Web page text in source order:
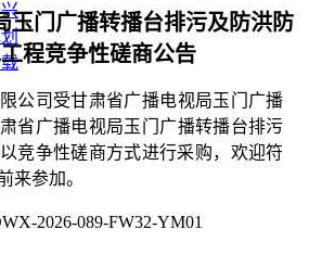
玉门广播转播台排污及防洪防
程竞争性磋商公告
公司 受甘肃省广播电视局玉门广播
省广播电视局玉门广播转播台排污
以竞争性磋商方式进行采购，欢迎符
来参加。
2026-089-FW32-YM01